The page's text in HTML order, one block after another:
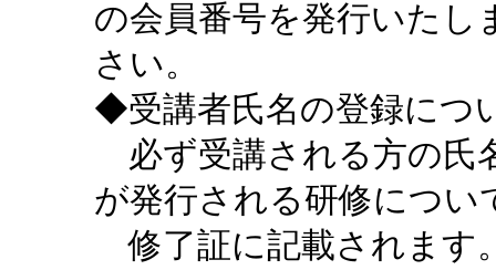
の会員番号を発行いたし
さい。
◆受講者氏名の登録につ
必ず受講される方の氏
が発行される研修につい
修了証に記載されます